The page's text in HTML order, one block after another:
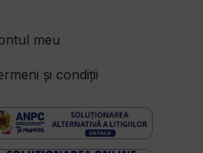
meu
și condiții